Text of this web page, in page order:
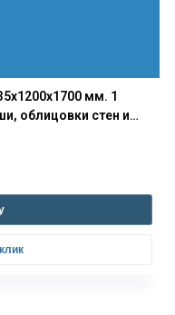
облицовки стен и